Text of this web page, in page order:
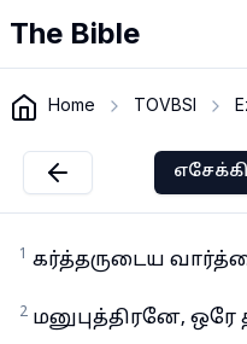
The Bible
Home TOVBSI
1 கர்த்தருடைய
2 மனுபுத்திரனே, ஒரே